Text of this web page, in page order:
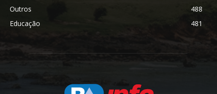
Outros
488
Educação
481